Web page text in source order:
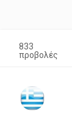
833
προβολές